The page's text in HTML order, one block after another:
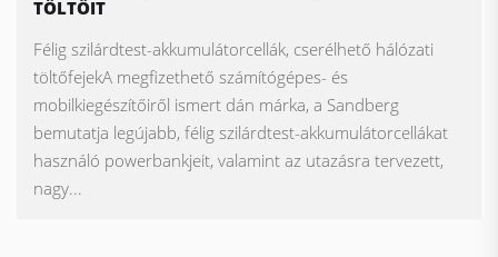
TÖLTŐIT
Félig szilárdtest-akkumulátorcellák, cserélhető hálózati
töltőfejekA megfizethető számítógépes- és
mobilkiegészítőiről ismert dán márka, a Sandberg
bemutatja legújabb, félig szilárdtest-akkumulátorcellákat
használó powerbankjeit, valamint az utazásra tervezett,
nagy...